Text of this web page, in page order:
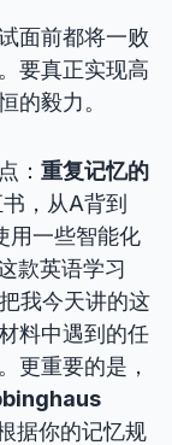
面前都将一败
要真正实现高
的毅力。
： 重复记忆的
，从A背到
用一些智能化
款英语学习
我今天讲的这
料中遇到的任
更重要的是，
据你的记忆规